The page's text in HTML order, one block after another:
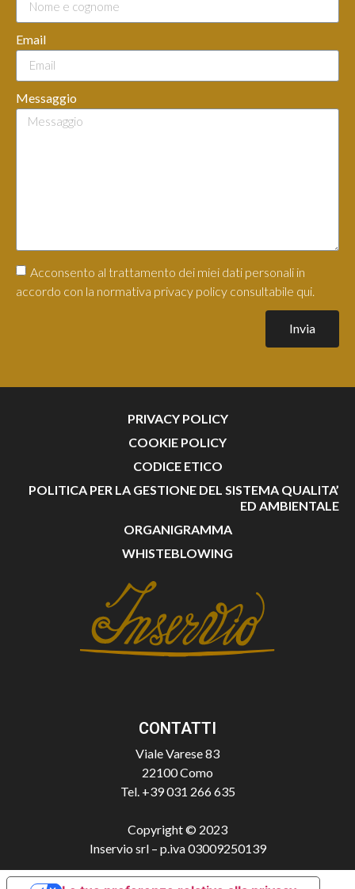
Email
Messaggio
Acconsento al trattamento dei miei dati personali in
accordo con la normativa privacy policy consultabile qui.
Invia
PRIVACY POLICY
COOKIE POLICY
CODICE ETICO
POLITICA PER LA GESTIONE DEL SISTEMA QUALITA’
ED AMBIENTALE
ORGANIGRAMMA
WHISTEBLOWING
CONTATTI
Viale Varese 83
22100 Como
Tel. +39 031 266 635
Copyright © 2023
Inservio srl – p.iva 03009250139